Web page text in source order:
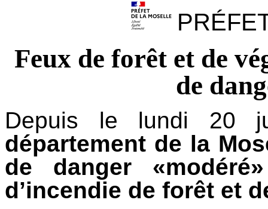
Feux de forêt et de
de
Depuis le lundi 20
département de la
de danger
d’incendie de forêt et